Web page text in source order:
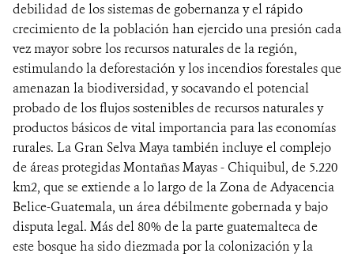
debilidad de los sistemas de gobernanza y el rápido
crecimiento de la población han ejercido una presión cada
vez mayor sobre los recursos naturales de la región,
estimulando la deforestación y los incendios forestales que
amenazan la biodiversidad, y socavando el potencial
probado de los flujos sostenibles de recursos naturales y
productos básicos de vital importancia para las economías
rurales. La Gran Selva Maya también incluye el complejo
de áreas protegidas Montañas Mayas - Chiquibul, de 5.220
km2, que se extiende a lo largo de la Zona de Adyacencia
Belice-Guatemala, un área débilmente gobernada y bajo
disputa legal. Más del 80% de la parte guatemalteca de
este bosque ha sido diezmada por la colonización y la